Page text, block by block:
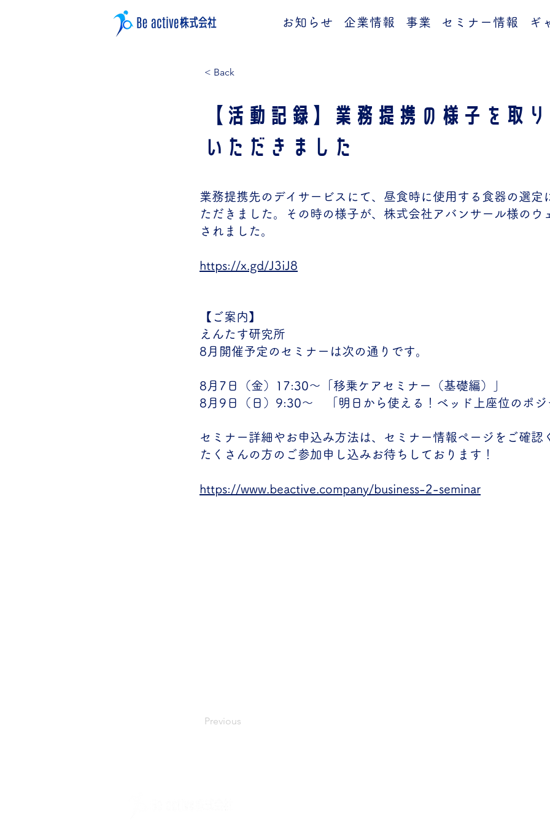
お知らせ 企業情報 事業 セミナー情報 ギ
< Back
【活動記録】業務提携の様子を取
いただきました
業務提携先のデイサービスにて、昼食時に使用する食器の選定
ただきました。その時の様子が、株式会社アバンサール様のウ
されました。
https://x.gd/J3iJ8
【ご案内】
えんたす研究所
8月開催予定のセミナーは次の通りです。
8月7日（金）17:30～「移乗ケアセミナー（基礎編）」
8月9日（日）9:30～ 「明日から使える！ベッド上座位のポジ
セミナー詳細やお申込み方法は、セミナー情報ページをご確認
たくさんの方のご参加申し込みお待ちしております！
https://www.beactive.company/business-2-seminar
Previous